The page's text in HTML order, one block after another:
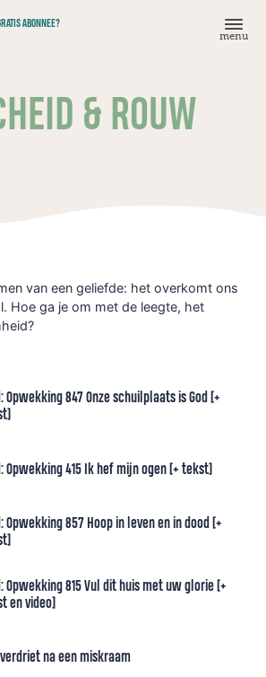
ABONNEE?
menu
& ROUW
van een geliefde: het overkomt ons
Hoe ga je om met de leegte, het
Opwekking 847 Onze schuilplaats is God [+
Opwekking 415 Ik hef mijn ogen [+ tekst]
Opwekking 857 Hoop in leven en in dood [+
Opwekking 815 Vul dit huis met uw glorie [+
en video]
na een miskraam